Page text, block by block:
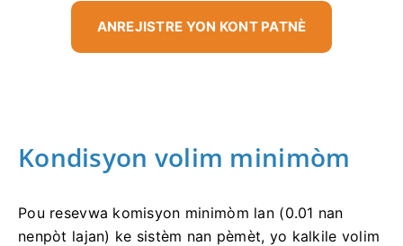
ANREJISTRE YON KONT PATNÈ
Kondisyon volim minimòm
Pou resevwa komisyon minimòm lan (0.01 nan
nenpòt lajan) ke sistèm nan pèmèt, yo kalkile volim